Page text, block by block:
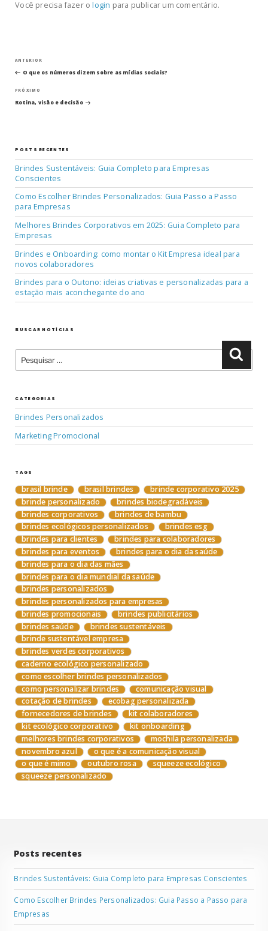
Você precisa fazer ologin para publicar um comentário.
Navegação
de
Post
Post
anterior
ANTERIOR
O que os números dizem sobre as mídias sociais?
Próximo
post
PRÓXIMO
Rotina, visão e decisão
POSTS RECENTES
Brindes Sustentáveis: Guia Completo para Empresas
Conscientes
Como Escolher Brindes Personalizados: Guia Passo a Passo
para Empresas
Melhores Brindes Corporativos em 2025: Guia Completo para
Empresas
Brindes e Onboarding: como montar o Kit Empresa ideal para
novos colaboradores
Brindes para o Outono: ideias criativas e personalizadas para a
estação mais aconchegante do ano
BUSCAR NOTÍCIAS
CATEGORIAS
Brindes Personalizados
Marketing Promocional
TAGS
brasil brinde brasil brindes
brinde corporativo 2025
brinde personalizado
brindes biodegradáveis
brindes corporativos
brindes de bambu
brindes ecológicos personalizados
brindes esg
brindes para clientes
brindes para colaboradores
brindes para eventos
brindes para o dia da saúde
brindes para o dia das mães
brindes para o dia mundial da saúde
brindes personalizados
brindes personalizados para empresas
brindes promocionais
brindes publicitários
brindes saúde
brindes sustentáveis
brinde sustentável empresa
brindes verdes corporativos
caderno ecológico personalizado
como escolher brindes personalizados
como personalizar brindes
comunicação visual
cotação de brindes
ecobag personalizada
fornecedores de brindes
kit colaboradores
kit ecológico corporativo
kit onboarding
melhores brindes corporativos
mochila personalizada
novembro azul
o que é a comunicação visual
o que é mimo
outubro rosa
squeeze ecológico
squeeze personalizado
Posts recentes
Brindes Sustentáveis: Guia Completo para Empresas Conscientes
Como Escolher Brindes Personalizados: Guia Passo a Passo para
Empresas